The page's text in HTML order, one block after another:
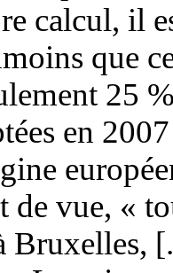
calcul, il
que
25
en
de vue, «
Bruxelles,